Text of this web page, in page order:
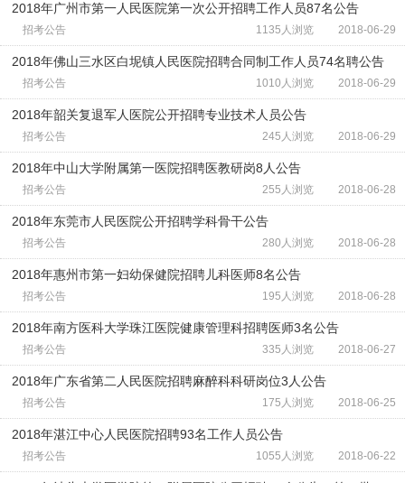
2018年广州市第一人民医院第一次公开招聘工作人员87名公告
招考公告 2018-06-29
1135人浏览
2018年佛山三水区白坭镇人民医院招聘合同制工作人员74名聘公告
招考公告 2018-06-29
1010人浏览
2018年韶关复退军人医院公开招聘专业技术人员公告
招考公告 2018-06-29
245人浏览
2018年中山大学附属第一医院招聘医教研岗8人公告
招考公告 2018-06-28
255人浏览
2018年东莞市人民医院公开招聘学科骨干公告
招考公告 2018-06-28
280人浏览
2018年惠州市第一妇幼保健院招聘儿科医师8名公告
招考公告 2018-06-28
195人浏览
2018年南方医科大学珠江医院健康管理科招聘医师3名公告
招考公告 2018-06-27
335人浏览
2018年广东省第二人民医院招聘麻醉科科研岗位3人公告
招考公告 2018-06-25
175人浏览
2018年湛江中心人民医院招聘93名工作人员公告
招考公告 2018-06-22
1055人浏览